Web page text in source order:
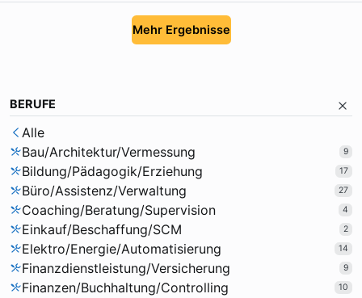
Mehr Ergebnisse
BERUFE
Alle
Bau/Architektur/Vermessung
9
Bildung/Pädagogik/Erziehung 17
Büro/Assistenz/Verwaltung 27
Coaching/Beratung/Supervision 4
Einkauf/Beschaffung/SCM 2
Elektro/Energie/Automatisierung 14
Finanzdienstleistung/Versicherung 9
Finanzen/Buchhaltung/Controlling 10